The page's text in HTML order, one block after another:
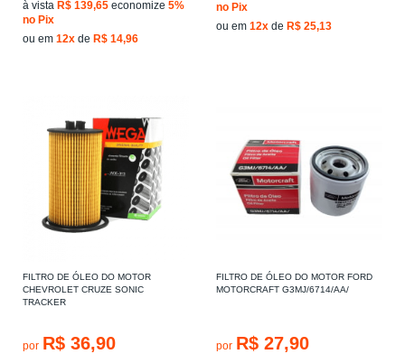
à vista R$ 139,65 economize 5%
no Pix
ou em 12x de R$ 14,96
no Pix
ou em 12x de R$ 25,13
FILTRO DE ÓLEO DO MOTOR
CHEVROLET CRUZE SONIC
TRACKER
por R$ 36,90
FILTRO DE ÓLEO DO MOTOR FORD
MOTORCRAFT G3MJ/6714/AA/
por R$ 27,90